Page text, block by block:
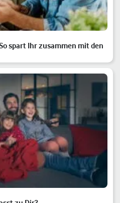
spart Ihr zusammen mit den